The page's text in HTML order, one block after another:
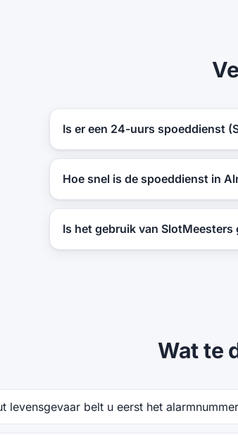
Is er een 24-uurs spoeddienst
Hoe snel is de spoeddienst in
Is het gebruik van SlotMeesters
Wat te
levensgevaar belt u eerst het